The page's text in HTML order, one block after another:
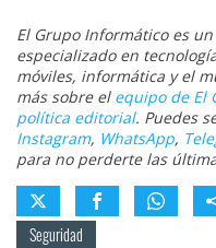
El Grupo Informático es
especializado en
móviles, informática y el
más sobre el equipo de El
política editorial. Puedes
Instagram, WhatsApp,
para no perderte las
Seguridad